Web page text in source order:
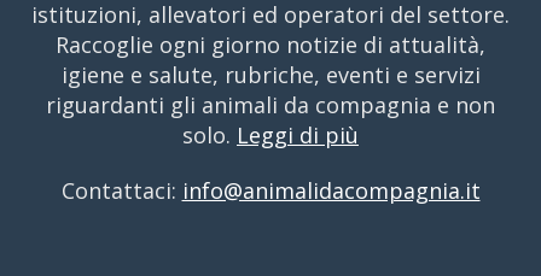
istituzioni, allevatori ed operatori del settore.
Raccoglie ogni giorno notizie di attualità,
igiene e salute, rubriche, eventi e servizi
riguardanti gli animali da compagnia e non
solo. Leggi di più
Contattaci: info@animalidacompagnia.it